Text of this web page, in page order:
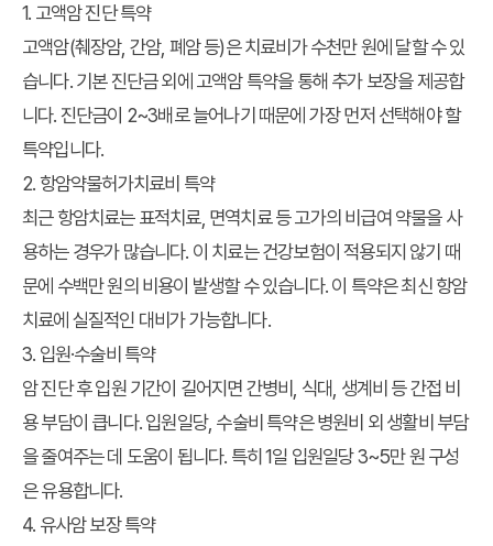
1. 고액암 진단 특약
고액암(췌장암, 간암, 폐암 등)은치료비가 수천만 원에 달할 수 있
습니다.기본 진단금 외에 고액암 특약을 통해 추가 보장을 제공합
니다. 진단금이 2~3배로 늘어나기 때문에 가장 먼저 선택해야 할
특약입니다.
2. 항암약물허가치료비 특약
최근 항암치료는 표적치료, 면역치료 등 고가의 비급여 약물을 사
용하는 경우가 많습니다. 이 치료는 건강보험이 적용되지 않기 때
문에 수백만 원의 비용이 발생할 수 있습니다. 이 특약은최신 항암
치료에 실질적인 대비가 가능합니다.
3. 입원·수술비 특약
암 진단 후 입원 기간이 길어지면 간병비, 식대, 생계비 등간접 비
용 부담이 큽니다.입원일당, 수술비 특약은 병원비 외 생활비 부담
을 줄여주는 데 도움이 됩니다. 특히 1일 입원일당 3~5만 원 구성
은 유용합니다.
4. 유사암 보장 특약